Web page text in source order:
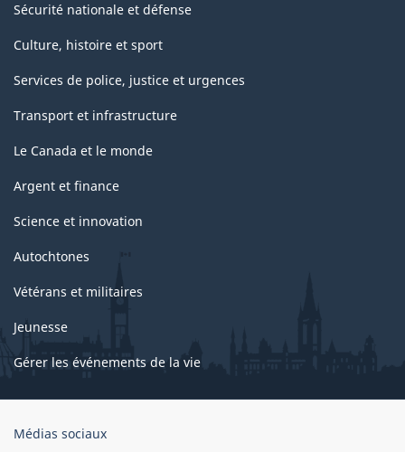
Sécurité nationale et défense
Culture, histoire et sport
Services de police, justice et urgences
Transport et infrastructure
Le Canada et le monde
Argent et finance
Science et innovation
Autochtones
Vétérans et militaires
Jeunesse
Gérer les événements de la vie
Organisation
Médias sociaux